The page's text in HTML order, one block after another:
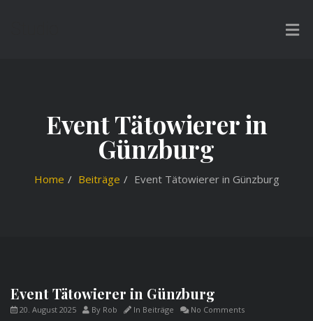
Event Tätowierer in
Günzburg
Home Beiträge Event Tätowierer in Günzburg
Event Tätowierer in Günzburg
20. August 2025 By Rob In Beiträge No Comments